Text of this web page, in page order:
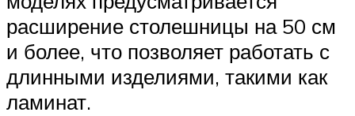
расширение столешницы на 50 см
и более, что позволяет работать с
длинными изделиями, такими как
ламинат.